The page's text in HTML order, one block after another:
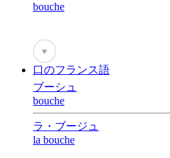
bouche
♥
口のフランス語
ブーシュ
bouche
ラ・ブージュ
la bouche